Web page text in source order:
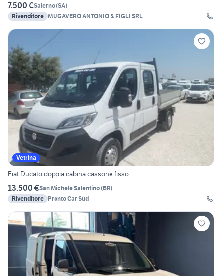
7.500 €Salerno(SA)
Rivenditore MUGAVERO ANTONIO & FIGLI SRL
Vetrina
Fiat Ducato doppia cabina cassone fisso
13.500 €San Michele Salentino(BR)
Rivenditore Pronto Car Sud